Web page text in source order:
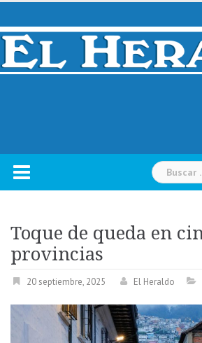
Skip
content
Buscar:
Toque de queda en
provincias
20 septiembre, 2025 El Heraldo